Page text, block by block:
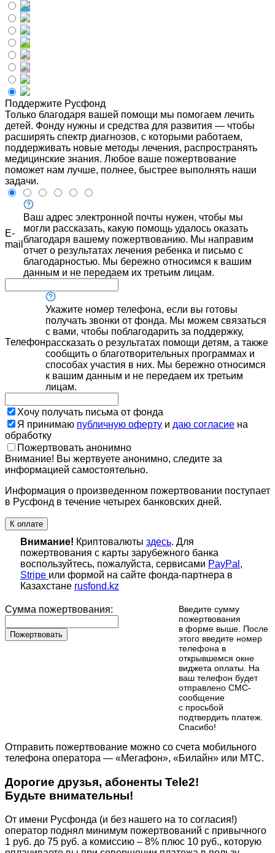
Поддержите Русфонд
Только благодаря вашей помощи мы помогаем лечить
детей. Фонду нужны и средства для развития — чтобы
расширять спектр диагнозов, с которыми работаем,
поддерживать новые методы лечения, распространять
медицинские знания. Любое ваше пожертвование
поможет нам лучше, полнее, быстрее выполнять наши
задачи.
E-
mail
Ваш адрес электронной почты нужен, чтобы мы
могли рассказать, какую помощь удалось оказать
благодаря вашему пожертвованию. Мы направим
отчет о результатах лечения ребенка и письмо с
благодарностью. Мы бережно относимся к вашим
данным и не передаем их третьим лицам.
Телефон
Укажите номер телефона, если вы готовы
получать звонки от фонда. Мы можем связаться
с вами, чтобы поблагодарить за поддержку,
рассказать о результатах помощи детям, а также
сообщить о благотворительных программах и
способах участия в них. Мы бережно относимся
к вашим данным и не передаем их третьим
лицам.
Хочу получать письма от фонда
Я принимаю публичную оферту и даю согласие на
обработку
Пожертвовать анонимно
Внимание! Вы жертвуете анонимно, следите за
информацией самостоятельно.
Информация о произведенном пожертвовании поступает
в Русфонд в течение четырех банковских дней.
К оплате
Внимание! Криптовалюты здесь. Для
пожертвования с карты зарубежного банка
воспользуйтесь, пожалуйста, сервисами PayPal ,
Stripe или формой на сайте фонда-партнера в
Казахстане rusfond.kz
Сумма пожертвования:
Пожертвовать
Введите сумму
пожертвования
в форме выше. После
этого введите номер
телефона в
открывшемся окне
виджета оплаты. На
ваш телефон будет
отправлено СМС-
сообщение
с просьбой
подтвердить платеж.
Cпасибо!
Отправить пожертвование можно со счета мобильного
телефона оператора — «Мегафон», «Билайн» или МТС.
Дорогие друзья, абоненты Tele2!
Будьте внимательны!
От имени Русфонда (и без нашего на то согласия!)
оператор поднял минимум пожертвований с привычного
1 руб. до 75 руб. а комиссию – 8% плюс 10 руб., которую